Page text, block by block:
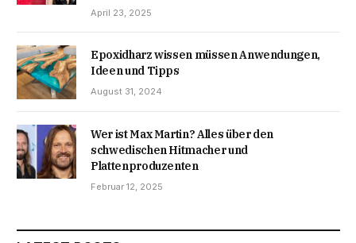
April 23, 2025
Epoxidharz wissen müssen Anwendungen,
Ideen und Tipps
August 31, 2024
Wer ist Max Martin? Alles über den
schwedischen Hitmacher und
Plattenproduzenten
Februar 12, 2025